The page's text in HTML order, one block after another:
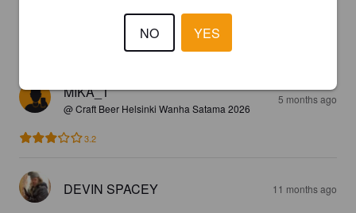
@ Craft Beer Helsinki Wanha Satama 2026
MIKA_T
@ Craft Beer Helsinki Wanha Satama 2026
5 months ago
3.2
DEVIN SPACEY 11 months ago
NO YES